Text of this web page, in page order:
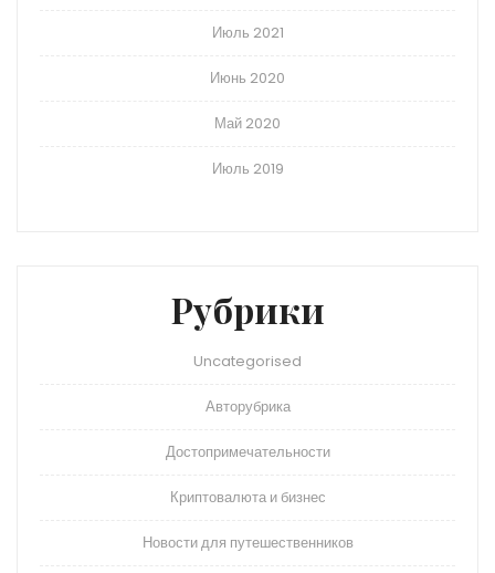
Июль 2021
Июнь 2020
Май 2020
Июль 2019
Рубрики
Uncategorised
Авторубрика
Достопримечательности
Криптовалюта и бизнес
Новости для путешественников